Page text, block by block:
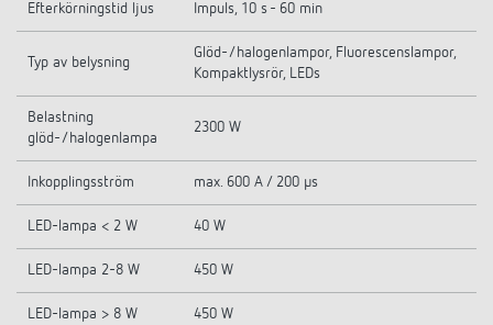
Efterkörningstid ljus Impuls, 10 s - 60 min
Typ av belysning
Glöd-/halogenlampor, Fluorescenslampor,
Kompaktlysrör, LEDs
Belastning
glöd-/halogenlampa
2300 W
Inkopplingsström max. 600 A / 200 µs
LED-lampa < 2 W 40 W
LED-lampa 2-8 W 450 W
LED-lampa > 8 W 450 W